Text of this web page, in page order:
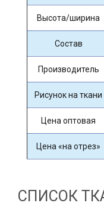
Высота/ширина
Состав
Производитель
Рисунок на ткани
Цена оптовая
Цена «на отрез»
СПИСОК